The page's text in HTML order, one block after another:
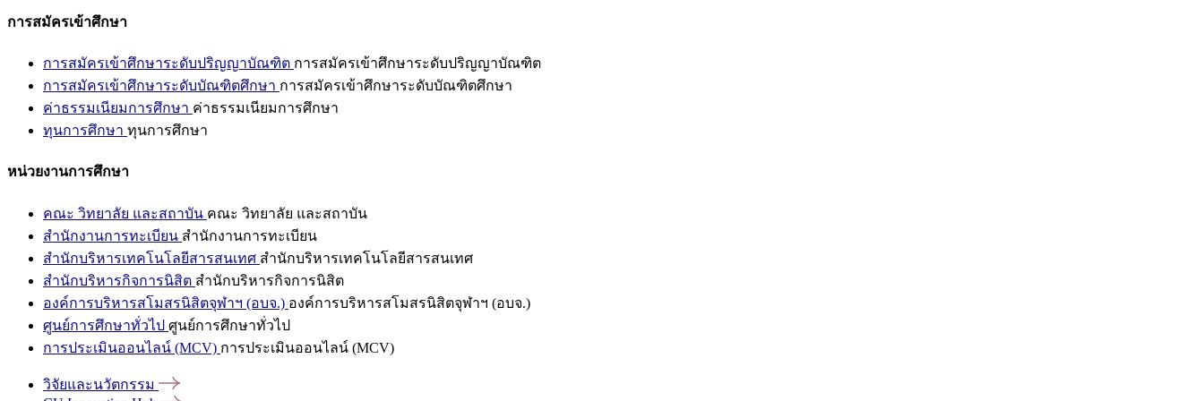
การสมัครเข้าศึกษา
การสมัครเข้าศึกษาระดับปริญญาบัณฑิต การสมัครเข้าศึกษาระดับปริญญาบัณฑิต
การสมัครเข้าศึกษาระดับบัณฑิตศึกษา การสมัครเข้าศึกษาระดับบัณฑิตศึกษา
ค่าธรรมเนียมการศึกษา ค่าธรรมเนียมการศึกษา
ทุนการศึกษา ทุนการศึกษา
หน่วยงานการศึกษา
คณะ วิทยาลัย และสถาบัน คณะ วิทยาลัย และสถาบัน
สำนักงานการทะเบียน สำนักงานการทะเบียน
สำนักบริหารเทคโนโลยีสารสนเทศ สำนักบริหารเทคโนโลยีสารสนเทศ
สำนักบริหารกิจการนิสิต สำนักบริหารกิจการนิสิต
องค์การบริหารสโมสรนิสิตจุฬาฯ (อบจ.) องค์การบริหารสโมสรนิสิตจุฬาฯ (อบจ.)
ศูนย์การศึกษาทั่วไป ศูนย์การศึกษาทั่วไป
การประเมินออนไลน์ (MCV) การประเมินออนไลน์ (MCV)
วิจัยและนวัตกรรม